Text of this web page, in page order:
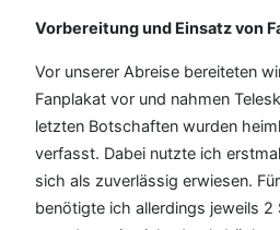
Vorbereitung und Einsatz von
Vor unserer Abreise bereiteten
Fanplakat vor und nahmen
letzten Botschaften wurden
verfasst. Dabei nutzte ich
sich als zuverlässig erwiesen.
benötigte ich allerdings jeweils 2